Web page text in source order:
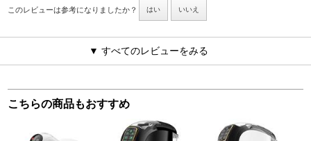
このレビューは参考になりましたか？ はい いいえ
▼ すべてのレビューをみる
こちらの商品もおすすめ